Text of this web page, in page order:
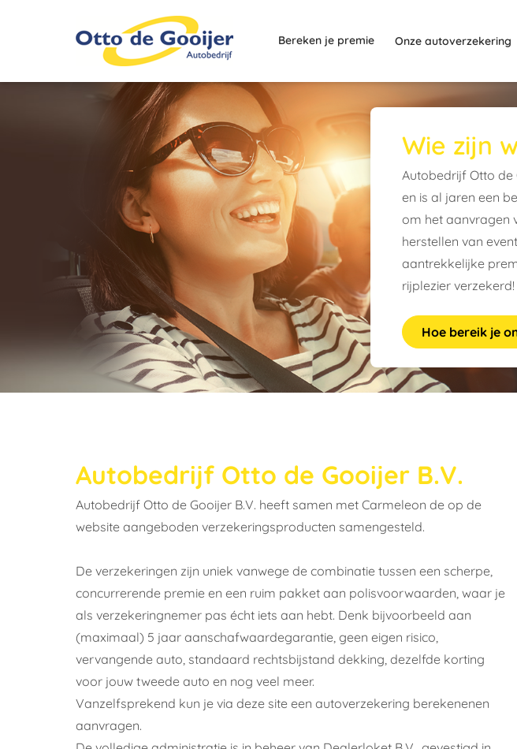
Bereken je premie Onze autoverzekering
Wie zijn
Autobedrijf Otto de
en is al jaren een
om het aanvragen
herstellen van
aantrekkelijke
rijplezier verzekerd!
Hoe bereik je
Autobedrijf Otto de Gooijer B.V.
Autobedrijf Otto de Gooijer B.V. heeft samen met Carmeleon de op de
website aangeboden verzekeringsproducten samengesteld.
De verzekeringen zijn uniek vanwege de combinatie tussen een scherpe,
concurrerende premie en een ruim pakket aan polisvoorwaarden, waar je
als verzekeringnemer pas écht iets aan hebt. Denk bijvoorbeeld aan
(maximaal) 5 jaar aanschafwaardegarantie, geen eigen risico,
vervangende auto, standaard rechtsbijstand dekking, dezelfde korting
voor jouw tweede auto en nog veel meer.
Vanzelfsprekend kun je via deze site een autoverzekering berekenenen
aanvragen.